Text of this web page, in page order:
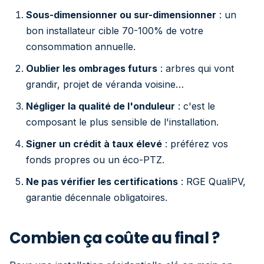
Sous-dimensionner ou sur-dimensionner : un
bon installateur cible 70-100% de votre
consommation annuelle.
Oublier les ombrages futurs : arbres qui vont
grandir, projet de véranda voisine…
Négliger la qualité de l'onduleur : c'est le
composant le plus sensible de l'installation.
Signer un crédit à taux élevé : préférez vos
fonds propres ou un éco-PTZ.
Ne pas vérifier les certifications : RGE QualiPV,
garantie décennale obligatoires.
Combien ça coûte au final ?